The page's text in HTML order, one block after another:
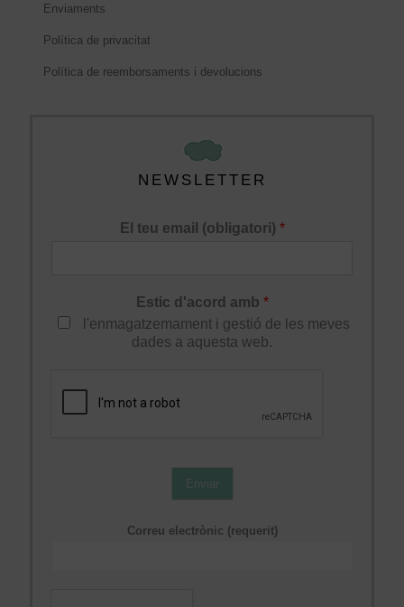
Enviaments
Política de privacitat
Política de reemborsaments i devolucions
NEWSLETTER
El teu email (obligatori) *
Estic d'acord amb *
l'enmagatzemament i gestió de les meves
dades a aquesta web.
Enviar
Correu electrònic (requerit)